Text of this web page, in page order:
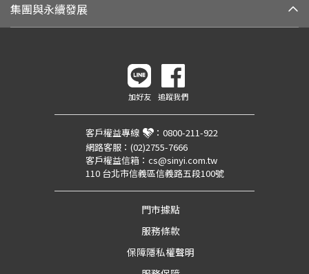
集團與永續發展
加好友 追蹤我們
客戶權益專線 ： 0800-211-922
網路客服： (02)2755-7666
客戶權益信箱： cs@sinyi.com.tw
110 台北市信義區信義路五段100號
門市據點
服務條款
保障隱私權聲明